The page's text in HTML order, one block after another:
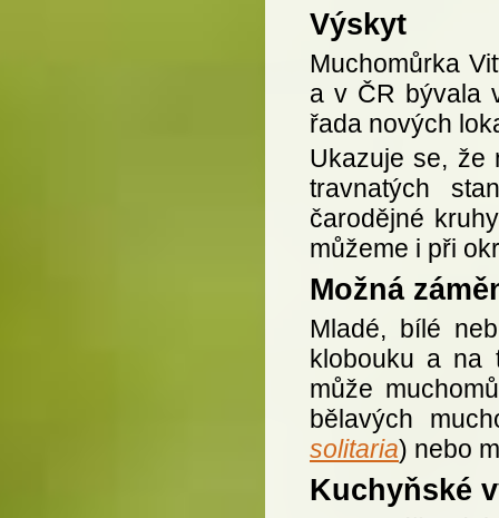
Výskyt
Muchomůrka
a v ČR bývala
řada nových
Ukazuje se, že
travnatých
čarodějné
můžeme i při
Možná
Mladé, bílé
klobouku a na
může
bělavých
solitaria) nebo
Kuchyňské